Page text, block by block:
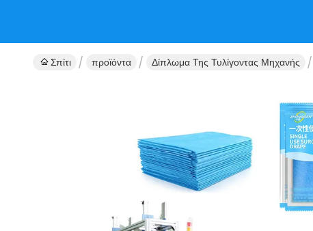
Σπίτι προϊόντα Δίπλωμα Της Τυλίγοντας Μηχανής